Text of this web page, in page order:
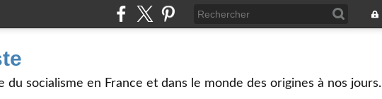
du socialisme en France et dans le monde des origines à nos jours.